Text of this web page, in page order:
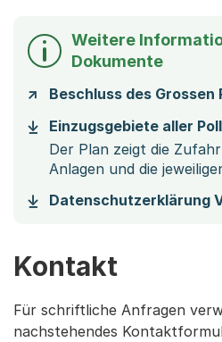
Weitere
Dokumente
Beschluss des Grossen
Einzugsgebiete aller
Der Plan zeigt die
Anlagen und die
Datenschutzerklärung
Kontakt
Für schriftliche Anfragen
nachstehendes